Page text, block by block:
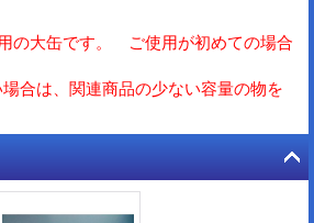
の大缶です。 ご使用が初めての場合
合は、関連商品の少ない容量の物を